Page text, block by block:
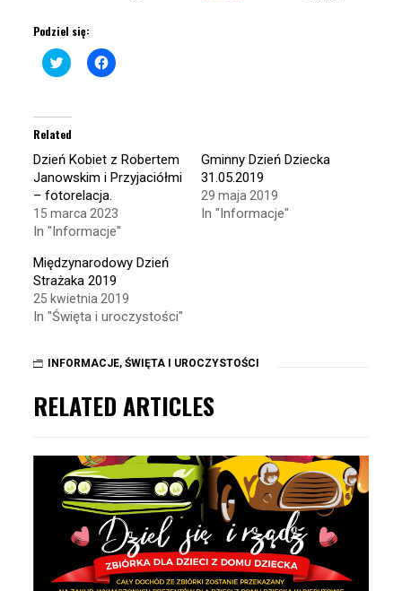
Podziel się:
Click
to
(Opens
in
new
window)
Click
to
window)
Related
Dzień Kobiet z Robertem
Janowskim i Przyjaciółmi
– fotorelacja.
15 marca 2023
In "Informacje"
Gminny Dzień Dziecka
31.05.2019
29 maja 2019
In "Informacje"
Międzynarodowy Dzień
Strażaka 2019
25 kwietnia 2019
In "Święta i uroczystości"
INFORMACJE,ŚWIĘTA I UROCZYSTOŚCI
RELATED ARTICLES